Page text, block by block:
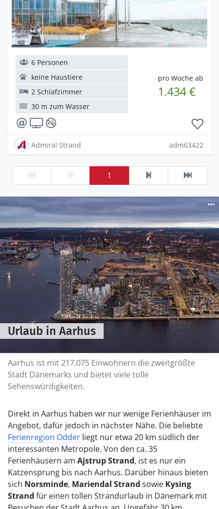
pro Woche ab
1.434 €
6 Personen
keine Haustiere
2 Schlafzimmer
30 m zum Wasser
Admiral Strand adm63422
1
Aarhus ist mit 217.075 Einwohnern die zweitgrößte
Stadt Dänemarks und bietet viele tolle
Sehenswürdigkeiten.
Urlaub in Aarhus
Direkt in Aarhus haben wir nur wenige Ferienhäuser im
Angebot, dafür jedoch in nächster Nähe. Die beliebte
Ferienregion Odder liegt nur etwa 20 km südlich der
interessanten Metropole. Von den ca. 35
Ferienhäusern am Ajstrup Strand, ist es nur ein
Katzensprung bis nach Aarhus. Darüber hinaus bieten
sich Norsminde, Mariendal Strand sowie Kysing
Strand für einen tollen Strandurlaub in Dänemark mit